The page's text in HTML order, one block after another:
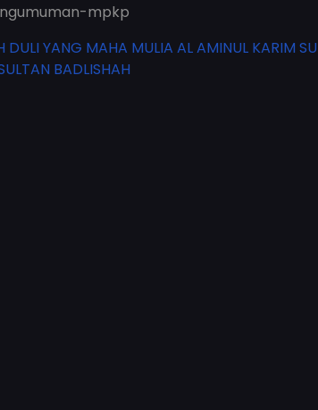
mpkp
YANG MAHA MULIA AL AMINUL KARIM
BADLISHAH